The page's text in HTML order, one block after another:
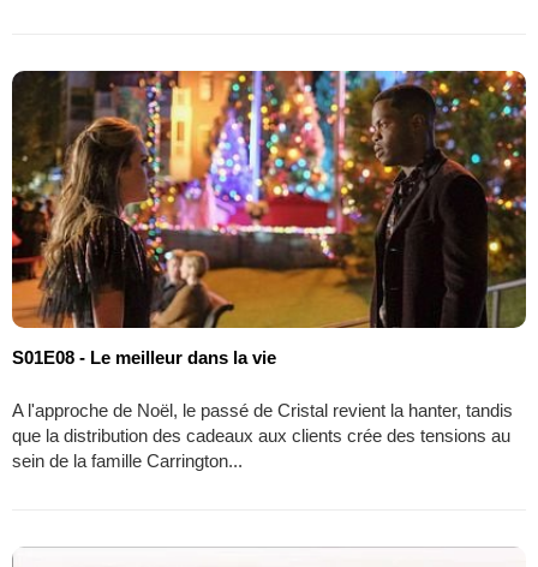
S01E08 - Le meilleur dans la vie
A l'approche de Noël, le passé de Cristal revient la hanter, tandis
que la distribution des cadeaux aux clients crée des tensions au
sein de la famille Carrington...